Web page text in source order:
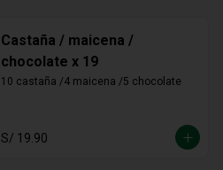
Castaña / maicena /
chocolate x 19
10 castaña /4 maicena /5 chocolate
S/ 19.90